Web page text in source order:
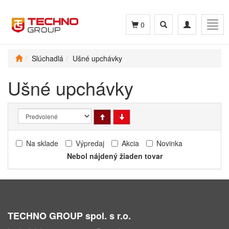
Toggle
navigation
Toggle
search
0
Slúchadlá Ušné upchávky
Ušné upchávky
Na sklade Výpredaj Akcia
Novinka
Nebol nájdený žiaden tovar
TECHNO GROUP spol. s r.o.